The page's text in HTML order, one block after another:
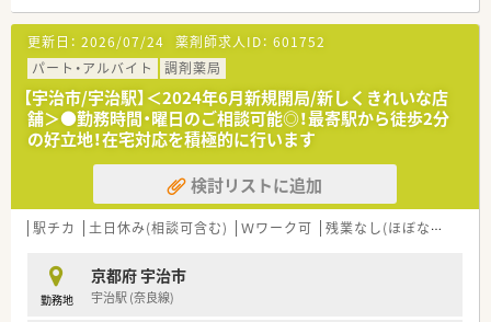
【法人特徴について】
■神戸市に本社を置き、大阪・神戸エリアを中心に23店舗の調剤
薬局を運営しています。
■「患者さま中心主義」を理念に掲げ、現場の薬剤師の意見を尊
重した薬局作りが特徴です。
■エリア・ブロック制を導入し、急な休みにも近隣店舗間で柔軟
に対応できる体制があります。
【こんな方にオススメ】
■トップダウンではなく、自分の意見を活かしながら薬局作りに
参加したい方におすすめです。
切にしたい方に最適です。
■安定した経営基盤のもと、地域に根差してじっくりと患者様と
向き合いたい方にぴったりです。
更新日： 2026/07/24 薬剤師求人ID： 601752
パート・アルバイト
調剤薬局
【宇治市/宇治駅】＜2024年6月新規開局/新しくきれいな店
舗＞●勤務時間・曜日のご相談可能◎！最寄駅から徒歩2分
の好立地！在宅対応を積極的に行います
検討リストに追加
駅チカ 土日休み(相談可含む) Ｗワーク可 残業なし(ほぼなし含む)
勤務地
京都府 宇治市
宇治駅 (奈良線)